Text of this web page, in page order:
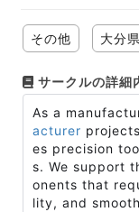
その他 大分県
サークルの詳細
As a
acturer
es precision
s. We support
onents that
lity, and